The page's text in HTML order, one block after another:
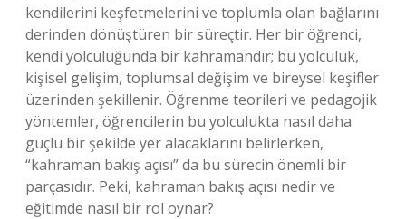
kendilerini keşfetmelerini ve toplumla olan bağlarını
derinden dönüştüren bir süreçtir. Her bir öğrenci,
kendi yolculuğunda bir kahramandır; bu yolculuk,
kişisel gelişim, toplumsal değişim ve bireysel keşifler
üzerinden şekillenir. Öğrenme teorileri ve pedagojik
yöntemler, öğrencilerin bu yolculukta nasıl daha
güçlü bir şekilde yer alacaklarını belirlerken,
“kahraman bakış açısı” da bu sürecin önemli bir
parçasıdır. Peki, kahraman bakış açısı nedir ve
eğitimde nasıl bir rol oynar?